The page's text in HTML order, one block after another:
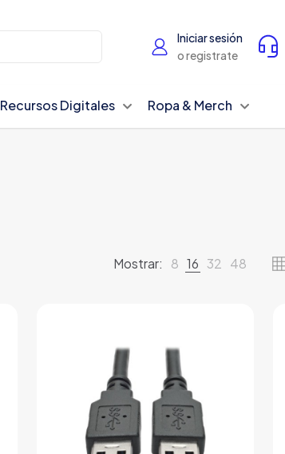
Iniciar sesión
o registrate
Recursos Digitales Ropa & Merch
Mostrar: 8 16 32 48